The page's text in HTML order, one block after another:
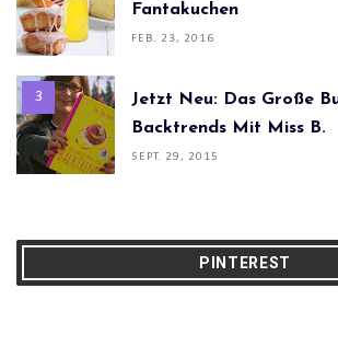
Fantakuchen
FEB. 23, 2016
Jetzt Neu: Das Große
Backtrends Mit Miss B.
SEPT. 29, 2015
PINTEREST